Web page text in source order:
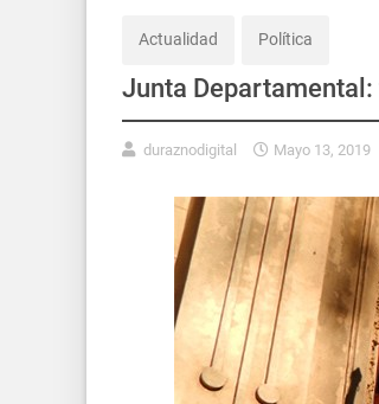
Actualidad Política
Junta
duraznodigital Mayo 13, 2019